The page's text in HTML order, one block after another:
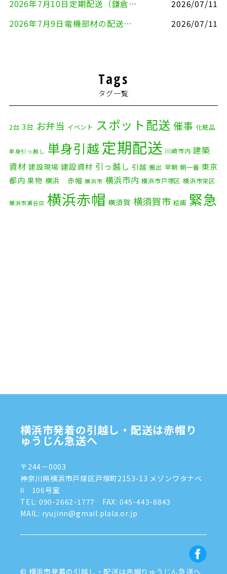
2026年7月10日定期配送（鎌倉市⇔大田区）
2026/07/11
2026年7月9日電機部材の配送（横浜市戸塚区⇒品川区）
2026/07/11
Tags
タグ一覧
2台 3台 お弁当 イベント スポット配送 催事 化粧品
単身引っ越し 単身引越 定期配送 川崎市内 建築
資材 建設現場 建設資材 引っ越し 引越 搬出 早朝 朝一番 東京
都内 果物 横浜 赤帽 横浜市 横浜市内 横浜市戸塚区 横浜市栄区
横浜市瀬谷区 横浜赤帽 横須賀 横須賀市 絵画 緊急
横浜市発着の引越し・配送は赤帽り
ゅうじん急送へ
〒244－0003
神奈川県横浜市戸塚区戸塚町2153-13 メゾンワタナベ
Ⅱ 106号室
TEL: 090-2662-1777
FAX: 045-443-8843
MAIL: ryujinn@gmail.plala.or.jp
© 横浜市発着の引越し・配送は赤帽りゅうじん急送へ